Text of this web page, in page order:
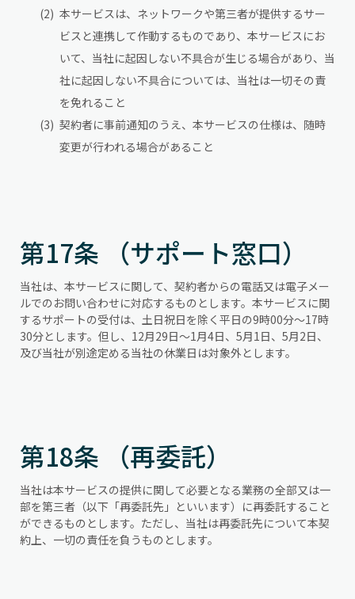
本サービスは、ネットワークや第三者が提供するサー
ビスと連携して作動するものであり、本サービスにお
いて、当社に起因しない不具合が生じる場合があり、当
社に起因しない不具合については、当社は一切その責
を免れること
契約者に事前通知のうえ、本サービスの仕様は、随時
変更が行われる場合があること
第17条 （サポート窓口）
当社は、本サービスに関して、契約者からの電話又は電子メー
ルでのお問い合わせに対応するものとします。本サービスに関
するサポートの受付は、土日祝日を除く平日の9時00分～17時
30分とします。但し、12月29日～1月4日、5月1日、5月2日、
及び当社が別途定める当社の休業日は対象外とします。
第18条 （再委託）
当社は本サービスの提供に関して必要となる業務の全部又は一
部を第三者（以下「再委託先」といいます）に再委託すること
ができるものとします。ただし、当社は再委託先について本契
約上、一切の責任を負うものとします。